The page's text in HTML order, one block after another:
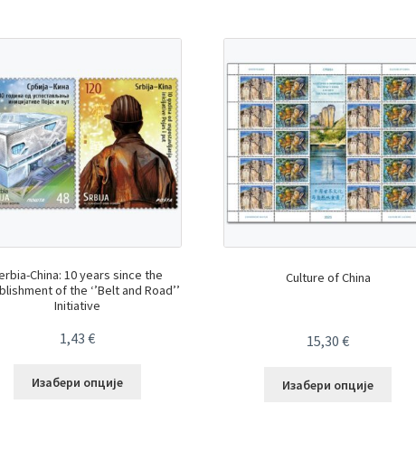
China: 10 years since the
of the ‘’Belt and Road’’
Initiative
1,43 €
Изабери опције
Culture of China
15,30€
Изабери опције